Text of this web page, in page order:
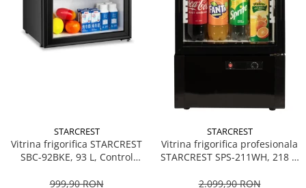
STARCREST
Vitrina frigorifica STARCREST
SBC-92BKE, 93 L, Control
83.2 cm, Negru
999,90 RON
STARCREST
Vitrina frigorifica profesionala
STARCREST SPS-211WH, 218 L,
LED, H 141 cm, Negru
2.099,90 RON